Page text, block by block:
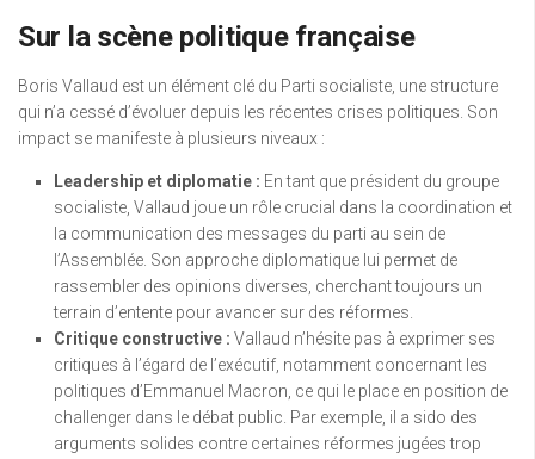
Sur la scène politique française
Boris Vallaud est un élément clé du Parti socialiste, une structure
qui n’a cessé d’évoluer depuis les récentes crises politiques. Son
impact se manifeste à plusieurs niveaux :
Leadership et diplomatie : En tant que président du groupe
socialiste, Vallaud joue un rôle crucial dans la coordination et
la communication des messages du parti au sein de
l’Assemblée. Son approche diplomatique lui permet de
rassembler des opinions diverses, cherchant toujours un
terrain d’entente pour avancer sur des réformes.
Critique constructive : Vallaud n’hésite pas à exprimer ses
critiques à l’égard de l’exécutif, notamment concernant les
politiques d’Emmanuel Macron, ce qui le place en position de
challenger dans le débat public. Par exemple, il a sido des
arguments solides contre certaines réformes jugées trop